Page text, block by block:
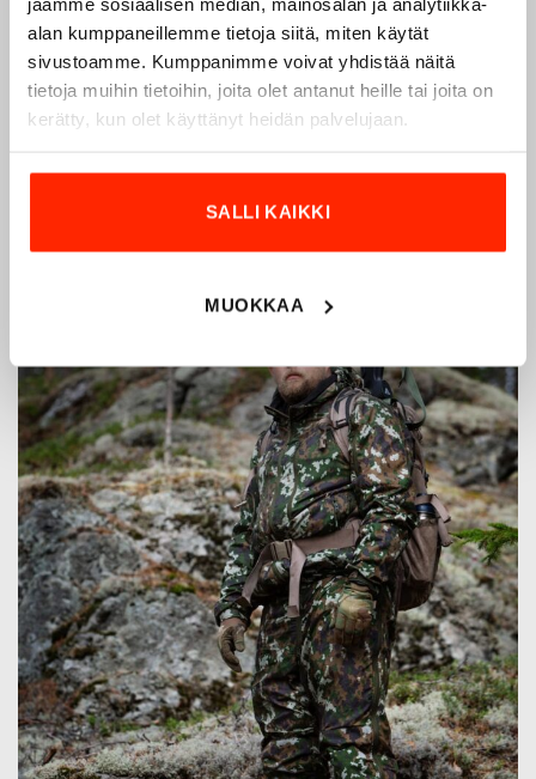
alan kumppaneillemme tietoja siitä, miten käytät
sivustoamme. Kumppanimme voivat yhdistää näitä
tietoja muihin tietoihin, joita olet antanut heille tai joita on
kerätty, kun olet käyttänyt heidän palvelujaan.
SALLI KAIKKI
MUOKKAA
jotka on kehitetty vuosikymmenten kokemuksella
puolustusvoimien ja poliisin sopimusvalmistajana.
Origopro:n tuotteet on suunniteltu yhteistyössä käyttäjien
ja erikoisammattilaisten kanssa, joiden kokemus inspiroi
innovoimaan entistä parempia ratkaisuja.